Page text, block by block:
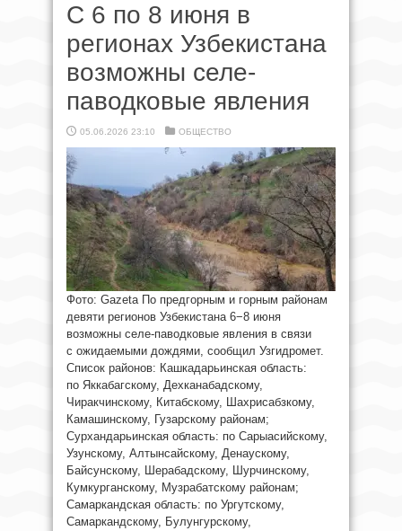
С 6 по 8 июня в
регионах Узбекистана
возможны селе-
паводковые явления
05.06.2026 23:10 ОБЩЕСТВО
Фото: Gazeta По предгорным и горным районам
девяти регионов Узбекистана 6−8 июня
возможны селе-паводковые явления в связи
с ожидаемыми дождями, сообщил Узгидромет.
Список районов: Кашкадарьинская область:
по Яккабагскому, Дехканабадскому,
Чиракчинскому, Китабскому, Шахрисабзкому,
Камашинскому, Гузарскому районам;
Сурхандарьинская область: по Сарыасийскому,
Узунскому, Алтынсайскому, Денаускому,
Байсунскому, Шерабадскому, Шурчинскому,
Кумкурганскому, Музрабатскому районам;
Самаркандская область: по Ургутскому,
Самаркандскому, Булунгурскому,